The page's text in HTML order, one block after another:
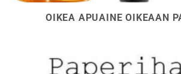
OIKEA APUAINE OIKEAAN